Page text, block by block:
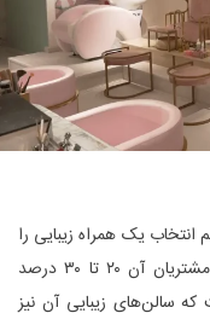
یک همراه زیبایی را
دارد. منطقه‌ای که به‌طور میانگین سطح توقع مشتریان آن ۲۰ تا ۳۰ درصد
که سالن‌های زیبایی آن نیز